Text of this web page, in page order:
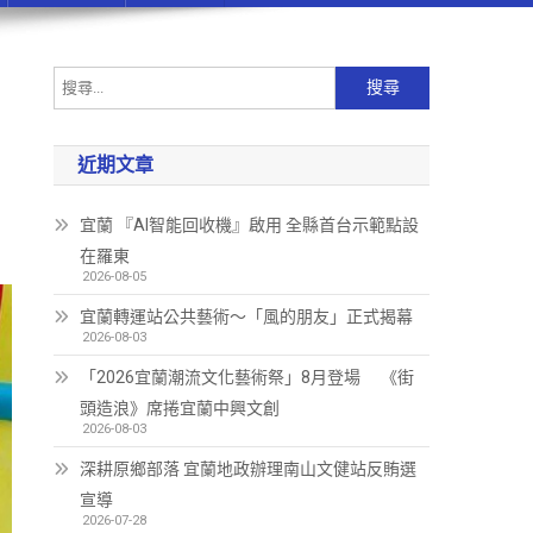
近期文章
宜蘭 『AI智能回收機』啟用 全縣首台示範點設
在羅東
2026-08-05
宜蘭轉運站公共藝術～「風的朋友」正式揭幕
2026-08-03
「2026宜蘭潮流文化藝術祭」8月登場 《街
頭造浪》席捲宜蘭中興文創
2026-08-03
深耕原鄉部落 宜蘭地政辦理南山文健站反賄選
宣導
2026-07-28